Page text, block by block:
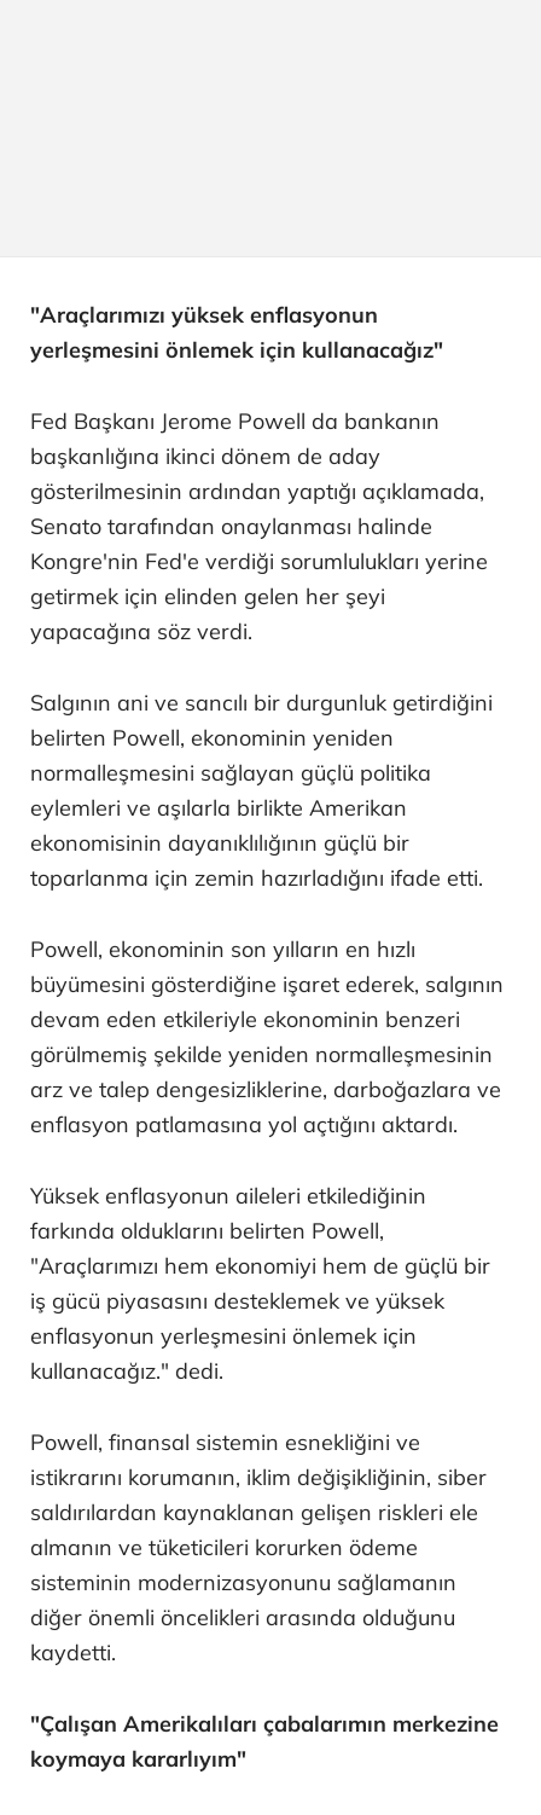
"Araçlarımızı yüksek enflasyonun
yerleşmesini önlemek için kullanacağız"
Fed Başkanı Jerome Powell da bankanın
başkanlığına ikinci dönem de aday
gösterilmesinin ardından yaptığı açıklamada,
Senato tarafından onaylanması halinde
Kongre'nin Fed'e verdiği sorumlulukları yerine
getirmek için elinden gelen her şeyi
yapacağına söz verdi.
Salgının ani ve sancılı bir durgunluk getirdiğini
belirten Powell, ekonominin yeniden
normalleşmesini sağlayan güçlü politika
eylemleri ve aşılarla birlikte Amerikan
ekonomisinin dayanıklılığının güçlü bir
toparlanma için zemin hazırladığını ifade etti.
Powell, ekonominin son yılların en hızlı
büyümesini gösterdiğine işaret ederek, salgının
devam eden etkileriyle ekonominin benzeri
görülmemiş şekilde yeniden normalleşmesinin
arz ve talep dengesizliklerine, darboğazlara ve
enflasyon patlamasına yol açtığını aktardı.
Yüksek enflasyonun aileleri etkilediğinin
farkında olduklarını belirten Powell,
"Araçlarımızı hem ekonomiyi hem de güçlü bir
iş gücü piyasasını desteklemek ve yüksek
enflasyonun yerleşmesini önlemek için
kullanacağız." dedi.
Powell, finansal sistemin esnekliğini ve
istikrarını korumanın, iklim değişikliğinin, siber
saldırılardan kaynaklanan gelişen riskleri ele
almanın ve tüketicileri korurken ödeme
sisteminin modernizasyonunu sağlamanın
diğer önemli öncelikleri arasında olduğunu
kaydetti.
"Çalışan Amerikalıları çabalarımın merkezine
koymaya kararlıyım"